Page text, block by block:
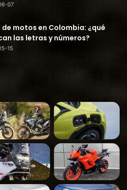
07
de motos en Colombia: ¿qué
las letras y números?
15